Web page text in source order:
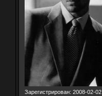
Зарегистрирован: 2008-02-02